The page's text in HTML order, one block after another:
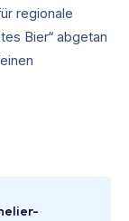
regionale
Bier“ abgetan